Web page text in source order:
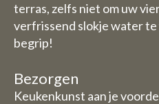
terras, zelfs niet om uw
verfrissend slokje water
begrip!
Bezorgen
Keukenkunst aan je